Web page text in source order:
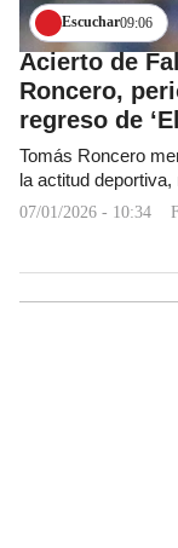
Escuchar09:06
Acierto de
Roncero,
regreso de
Tomás Roncero
la actitud deportiva,
07/01/2026 - 10:34